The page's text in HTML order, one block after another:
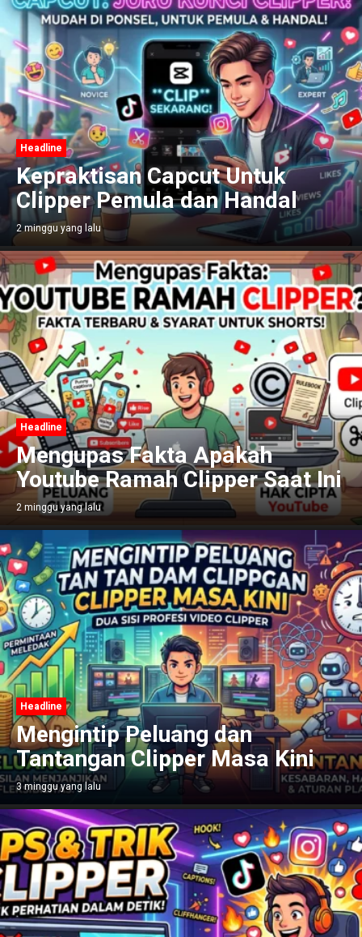
Headline
Kepraktisan Capcut Untuk
Clipper Pemula dan Handal
2 minggu yang lalu
Headline
Mengupas Fakta Apakah
Youtube Ramah Clipper Saat Ini
2 minggu yang lalu
Headline
Mengintip Peluang dan
Tantangan Clipper Masa Kini
3 minggu yang lalu